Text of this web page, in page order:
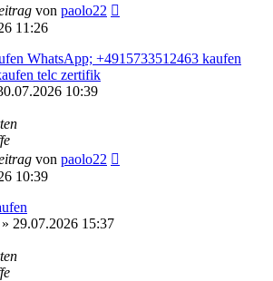
von paolo22
11:26
WhatsApp; +4915733512463 kaufen
telc zertifik
10:39
von paolo22
10:39
» 29.07.2026 15:37